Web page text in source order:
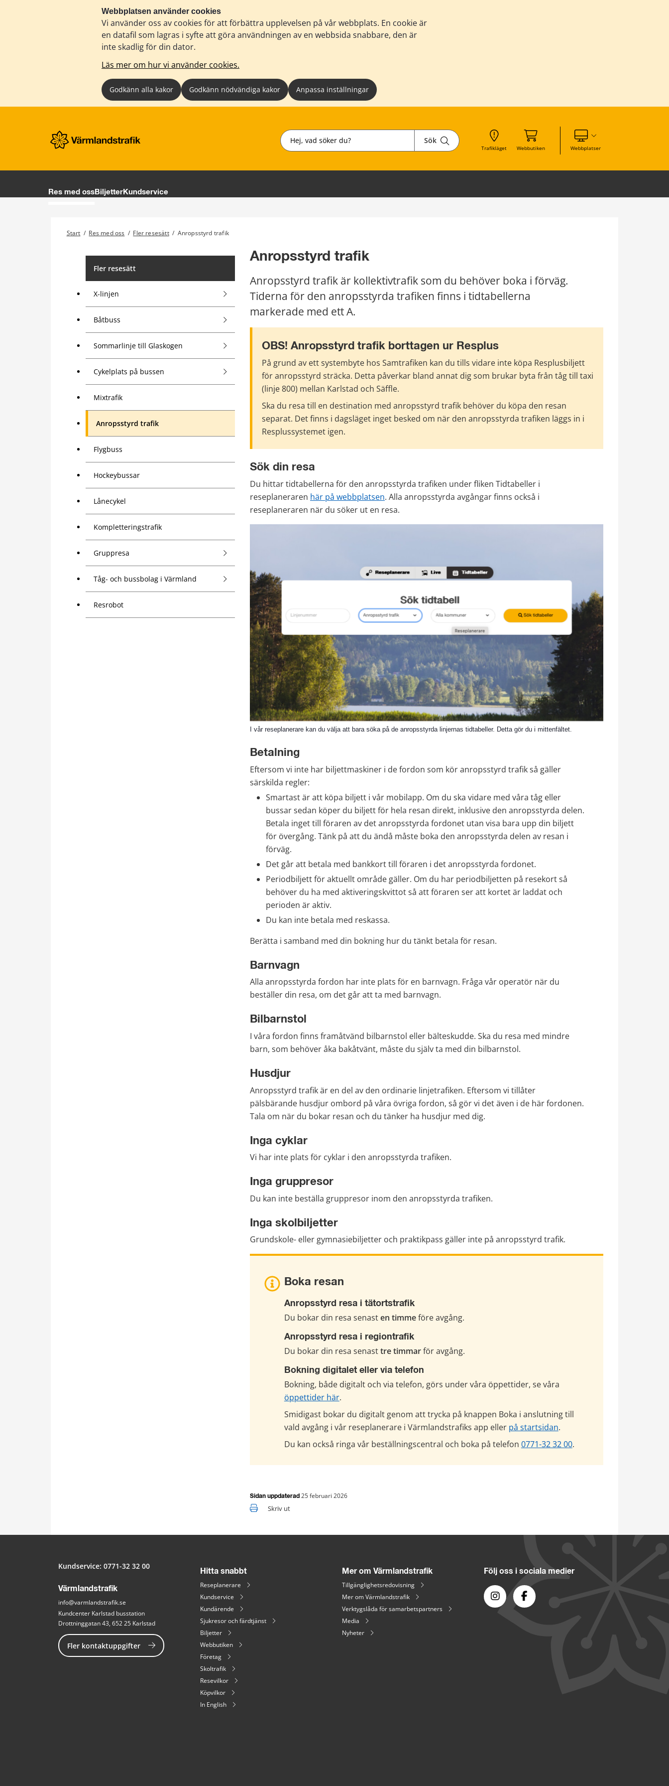
Webbplatsen använder cookies
Vi använder oss av cookies för att förbättra upplevelsen på vår webbplats. En cookie är
en datafil som lagras i syfte att göra användningen av en webbsida snabbare, den är
inte skadlig för din dator.
Läs mer om hur vi använder cookies.
Godkänn alla kakor Godkänn nödvändiga kakor Anpassa inställningar
Sök Sök
Trafikläget Webbutiken WebbplatserVisa våra andra webbplatser
Res med ossBiljetterKundservice
Start / Res med oss / Fler resesätt / Anropsstyrd trafik
Fler resesätt
X-linjen
Båtbuss
Sommarlinje till Glaskogen
Cykelplats på bussen
Mixtrafik
Anropsstyrd trafik
Flygbuss
Hockeybussar
Lånecykel
Kompletteringstrafik
Gruppresa
Tåg- och bussbolag i Värmland
Resrobot
Anropsstyrd trafik
Anropsstyrd trafik är kollektivtrafik som du behöver boka i förväg.
Tiderna för den anropsstyrda trafiken finns i tidtabellerna
markerade med ett A.
OBS! Anropsstyrd trafik borttagen ur Resplus
På grund av ett systembyte hos Samtrafiken kan du tills vidare inte köpa Resplusbiljett
för anropsstyrd sträcka. Detta påverkar bland annat dig som brukar byta från tåg till taxi
(linje 800) mellan Karlstad och Säffle.
Ska du resa till en destination med anropsstyrd trafik behöver du köpa den resan
separat. Det finns i dagsläget inget besked om när den anropsstyrda trafiken läggs in i
Resplussystemet igen.
Sök din resa
Du hittar tidtabellerna för den anropsstyrda trafiken under fliken Tidtabeller i
reseplaneraren här på webbplatsen. Alla anropsstyrda avgångar finns också i
reseplaneraren när du söker ut en resa.
I vår reseplanerare kan du välja att bara söka på de anropsstyrda linjernas tidtabeller. Detta gör du i mittenfältet.
Betalning
Eftersom vi inte har biljettmaskiner i de fordon som kör anropsstyrd trafik så gäller
särskilda regler:
Smartast är att köpa biljett i vår mobilapp. Om du ska vidare med våra tåg eller
bussar sedan köper du biljett för hela resan direkt, inklusive den anropsstyrda delen.
Betala inget till föraren av det anropsstyrda fordonet utan visa bara upp din biljett
för övergång. Tänk på att du ändå måste boka den anropsstyrda delen av resan i
förväg.
Det går att betala med bankkort till föraren i det anropsstyrda fordonet.
Periodbiljett för aktuellt område gäller. Om du har periodbiljetten på resekort så
behöver du ha med aktiveringskvittot så att föraren ser att kortet är laddat och
perioden är aktiv.
Du kan inte betala med reskassa.
Berätta i samband med din bokning hur du tänkt betala för resan.
Barnvagn
Alla anropsstyrda fordon har inte plats för en barnvagn. Fråga vår operatör när du
beställer din resa, om det går att ta med barnvagn.
Bilbarnstol
I våra fordon finns framåtvänd bilbarnstol eller bälteskudde. Ska du resa med mindre
barn, som behöver åka bakåtvänt, måste du själv ta med din bilbarnstol.
Husdjur
Anropsstyrd trafik är en del av den ordinarie linjetrafiken. Eftersom vi tillåter
pälsbärande husdjur ombord på våra övriga fordon, så gör vi det även i de här fordonen.
Tala om när du bokar resan och du tänker ha husdjur med dig.
Inga cyklar
Vi har inte plats för cyklar i den anropsstyrda trafiken.
Inga gruppresor
Du kan inte beställa gruppresor inom den anropsstyrda trafiken.
Inga skolbiljetter
Grundskole- eller gymnasiebiljetter och praktikpass gäller inte på anropsstyrd trafik.
Boka resan
Anropsstyrd resa i tätortstrafik
Du bokar din resa senast en timme före avgång.
Anropsstyrd resa i regiontrafik
Du bokar din resa senast tre timmar för avgång.
Bokning digitalet eller via telefon
öppettider här.
Smidigast bokar du digitalt genom att trycka på knappen Boka i anslutning till
vald avgång i vår reseplanerare i Värmlandstrafiks app eller på startsidan.
Du kan också ringa vår beställningscentral och boka på telefon 0771-32 32 00.
Sidan uppdaterad 25 februari 2026
Skriv ut
Kundservice: 0771-32 32 00
Värmlandstrafik
info@varmlandstrafik.se
Kundcenter Karlstad busstation
Drottninggatan 43, 652 25 Karlstad
Fler kontaktuppgifter
Hitta snabbt
Reseplanerare
Kundservice
Kundärende
Sjukresor och färdtjänst
Biljetter
Webbutiken
Företag
Skoltrafik
Resevilkor
Köpvilkor
In English
Mer om Värmlandstrafik
Tillgänglighetsredovisning
Mer om Värmlandstrafik
Verktygslåda för samarbetspartners
Media
Nyheter
Följ oss i sociala medier